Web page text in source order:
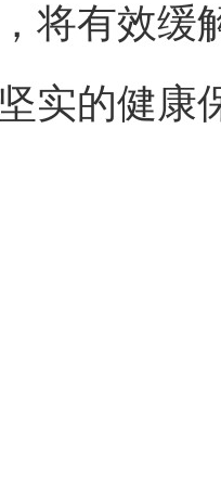
将有效缓
实的健康